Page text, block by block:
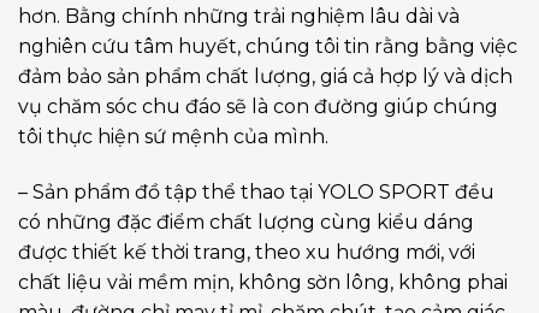
hơn. Bằng chính những trải nghiệm lâu dài và
nghiên cứu tâm huyết, chúng tôi tin rằng bằng việc
đảm bảo sản phẩm chất lượng, giá cả hợp lý và dịch
vụ chăm sóc chu đáo sẽ là con đường giúp chúng
tôi thực hiện sứ mệnh của mình.
– Sản phẩm đồ tập thể thao tại YOLO SPORT đều
có những đặc điểm chất lượng cùng kiểu dáng
được thiết kế thời trang, theo xu hướng mới, với
chất liệu vải mềm mịn, không sờn lông, không phai